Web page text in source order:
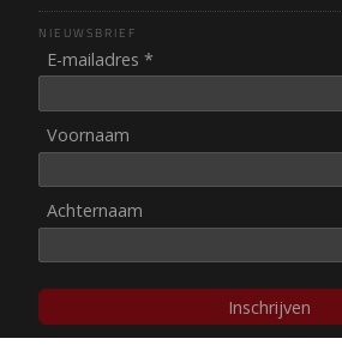
NIEUWSBRIEF
E-mailadres *
Voornaam
Achternaam
Inschrijven